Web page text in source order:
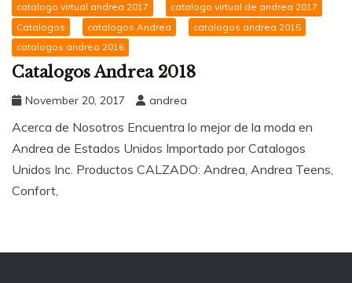
catalogo virtual andrea 2017
catalogo virtual de andrea 2017
Catalogos
catalogos Andrea
catalogos andrea 2015
catalogos andrea 2016
Catalogos Andrea 2018
November 20, 2017 andrea
Acerca de Nosotros Encuentra lo mejor de la moda en
Andrea de Estados Unidos Importado por Catalogos
Unidos Inc. Productos CALZADO: Andrea, Andrea Teens,
Confort,